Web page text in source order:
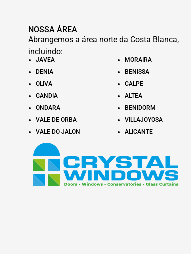
NOSSA ÁREA
Abrangemos a área norte da Costa Blanca,
incluindo:
JAVEA
DENIA
OLIVA
GANDIA
ONDARA
VALE DE ORBA
VALE DO JALON
MORAIRA
BENISSA
CALPE
ALTEA
BENIDORM
VILLAJOYOSA
ALICANTE